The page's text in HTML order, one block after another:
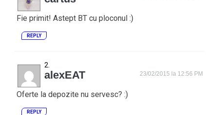
Fie primit! Astept BT cu ploconul :)
REPLY
alexEAT 23/02/2015 la 12:56 PM
Oferte la depozite nu servesc? :)
REPLY